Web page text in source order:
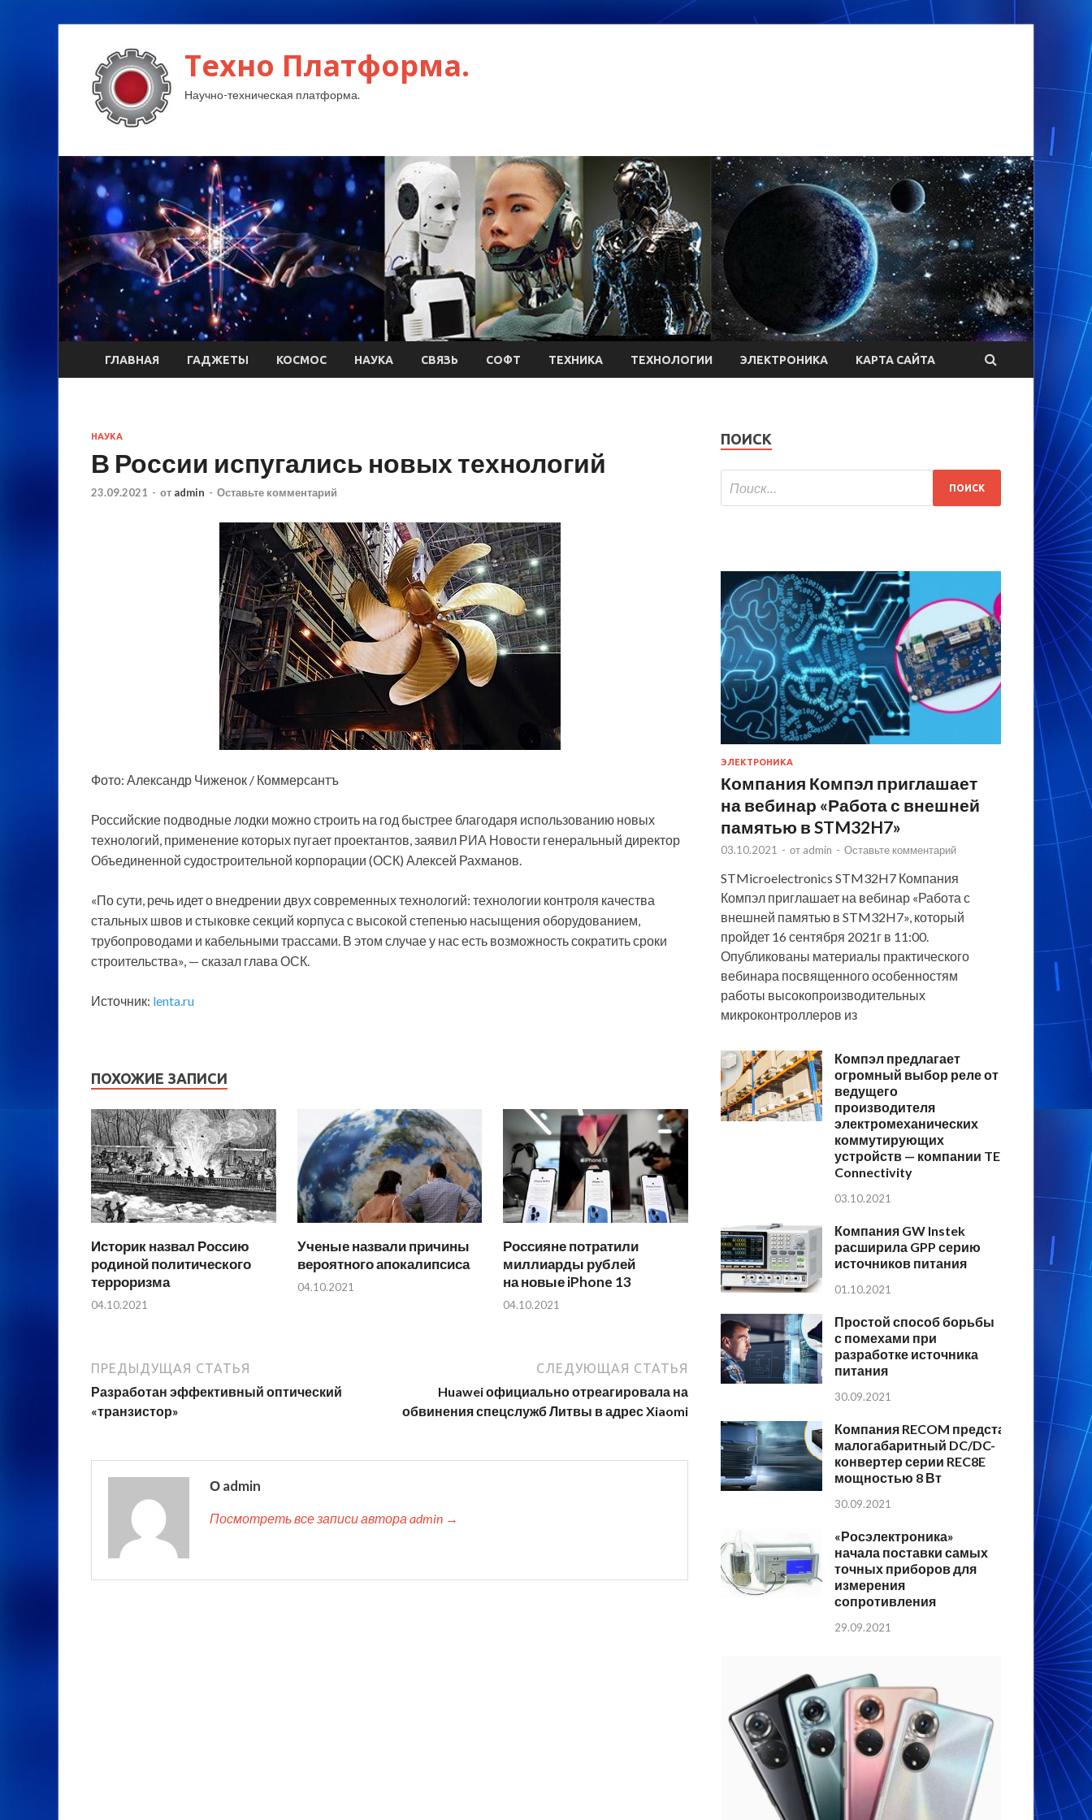
Техно Платформа.
Научно-техническая платформа.
ГЛАВНАЯ ГАДЖЕТЫ КОСМОС НАУКА СВЯЗЬ СОФТ ТЕХНИКА ТЕХНОЛОГИИ ЭЛЕКТРОНИКА КАРТА САЙТА
НАУКА
В России испугались новых технологий
23.09.2021 - от admin - Оставьте комментарий
Фото: Александр Чиженок / Коммерсантъ
Российские подводные лодки можно строить на год быстрее благодаря использованию новых
технологий, применение которых пугает проектантов, заявил РИА Новости генеральный директор
Объединенной судостроительной корпорации (ОСК) Алексей Рахманов.
«По сути, речь идет о внедрении двух современных технологий: технологии контроля качества
стальных швов и стыковке секций корпуса с высокой степенью насыщения оборудованием,
трубопроводами и кабельными трассами. В этом случае у нас есть возможность сократить сроки
строительства», — сказал глава ОСК.
Источник: lenta.ru
ПОХОЖИЕ ЗАПИСИ
Историк назвал Россию
родиной политического
терроризма
04.10.2021
Ученые назвали причины
вероятного апокалипсиса
04.10.2021
Россияне потратили
миллиарды рублей
на новые iPhone 13
04.10.2021
ПРЕДЫДУЩАЯ СТАТЬЯ
Разработан эффективный оптический
«транзистор»
СЛЕДУЮЩАЯ СТАТЬЯ
Huawei официально отреагировала на
обвинения спецслужб Литвы в адрес Xiaomi
О admin
Посмотреть все записи автора admin →
ПОИСК
ЭЛЕКТРОНИКА
Компания Компэл приглашает
на вебинар «Работа с внешней
памятью в STM32H7»
03.10.2021 - от admin - Оставьте комментарий
STMicroelectronics STM32H7 Компания
Компэл приглашает на вебинар «Работа с
внешней памятью в STM32H7», который
пройдет 16 сентября 2021г в 11:00.
Опубликованы материалы практического
вебинара посвященного особенностям
работы высокопроизводительных
микроконтроллеров из
Компэл предлагает
огромный выбор реле от
ведущего
производителя
электромеханических
коммутирующих
устройств — компании TE
Connectivity
03.10.2021
Компания GW Instek
расширила GPP серию
источников питания
01.10.2021
Простой способ борьбы
с помехами при
разработке источника
питания
30.09.2021
Компания RECOM представляет
малогабаритный DC/DC-
конвертер серии REC8E
мощностью 8 Вт
30.09.2021
«Росэлектроника»
начала поставки самых
точных приборов для
измерения
сопротивления
29.09.2021